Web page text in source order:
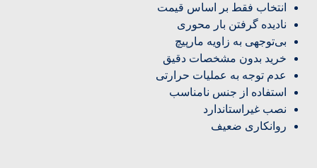
انتخاب فقط بر اساس قیمت
نادیده گرفتن بار محوری
بی‌توجهی به زاویه مارپیچ
خرید بدون مشخصات دقیق
عدم توجه به عملیات حرارتی
استفاده از جنس نامناسب
نصب غیراستاندارد
روانکاری ضعیف